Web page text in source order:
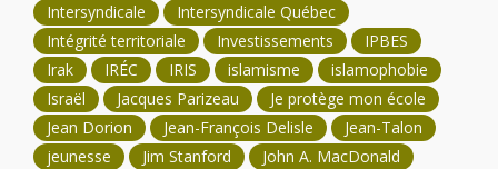
Intersyndicale
Intersyndicale Québec
Intégrité territoriale
Investissements
IPBES
Irak
IRÉC IRIS islamisme
islamophobie
Israël
Jacques Parizeau
Je protège mon école
Jean Dorion
Jean-François Delisle
Jean-Talon
jeunesse
Jim Stanford
John A. MacDonald